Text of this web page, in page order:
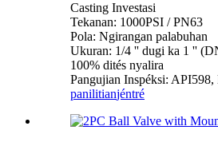
Casting Investasi
Tekanan: 1000PSI / PN63
Pola: Ngirangan palabuhan
Ukuran: 1/4 '' dugi ka 1 ''
100% dités nyalira
Pangujian Inspéksi:
panilitianjéntré